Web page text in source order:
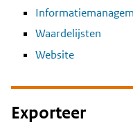
Waardelijsten
Website
Exporteer